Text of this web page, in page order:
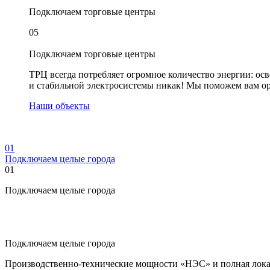
Подключаем торговые центры
05
Подключаем торговые центры
ТРЦ всегда потребляет огромное количество энергии:
и стабильной электросистемы никак! Мы поможем вам
Наши объекты
01
Подключаем целые города
01
Подключаем целые города
Подключаем целые города
Производственно-технические мощности «НЭС» и полная